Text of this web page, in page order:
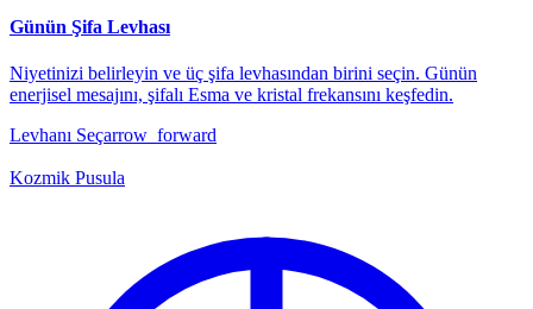
Günün Şifa Levhası
Niyetinizi belirleyin ve üç şifa levhasından birini seçin. Günün
enerjisel mesajını, şifalı Esma ve kristal frekansını keşfedin.
Levhanı Seçarrow_forward
Kozmik Pusula